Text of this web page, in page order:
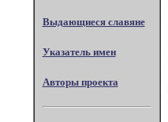
Выдающиеся славяне
Указатель имен
Авторы проекта